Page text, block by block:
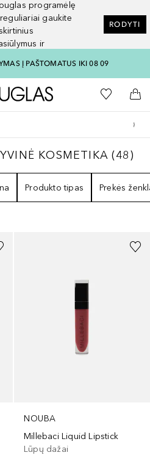
programėlę
gaukite
ir
RODYTI
Į PAŠTOMATUS IKI 08 09
Į Douglas pagrindinį
Į mano
Į
KOSMETIKA48
KOSMETIKA (48)
Produkto tipas Prekės
NOUBA
Millebaci Liquid Lipstick
Lūpų dažai